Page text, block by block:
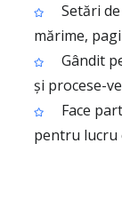
Setări
mărime,
Gândit
și procese-
Face
pentru lucru